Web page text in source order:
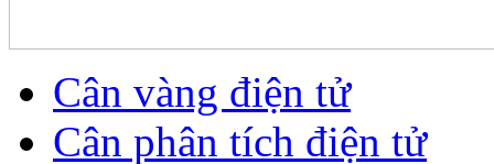
Cân vàng điện tử
Cân phân tích điện tử